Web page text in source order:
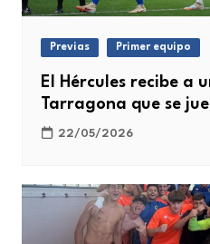
Previas Primer equipo
El Hércules recibe a
Tarragona que se
22/05/2026